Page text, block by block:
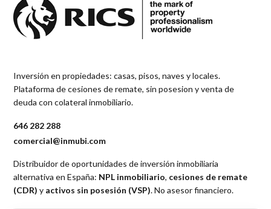
Inversión en propiedades: casas, pisos, naves y locales.
Plataforma de cesiones de remate, sin posesion y venta de
deuda con colateral inmobiliario.
646 282 288
comercial@inmubi.com
Distribuidor de oportunidades de inversión inmobiliaria
alternativa en España: NPL inmobiliario, cesiones de remate
(CDR) y activos sin posesión (VSP). No asesor financiero.